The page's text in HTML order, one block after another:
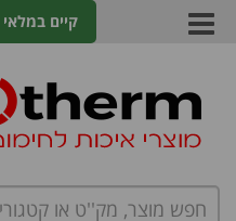
קיים במלאי